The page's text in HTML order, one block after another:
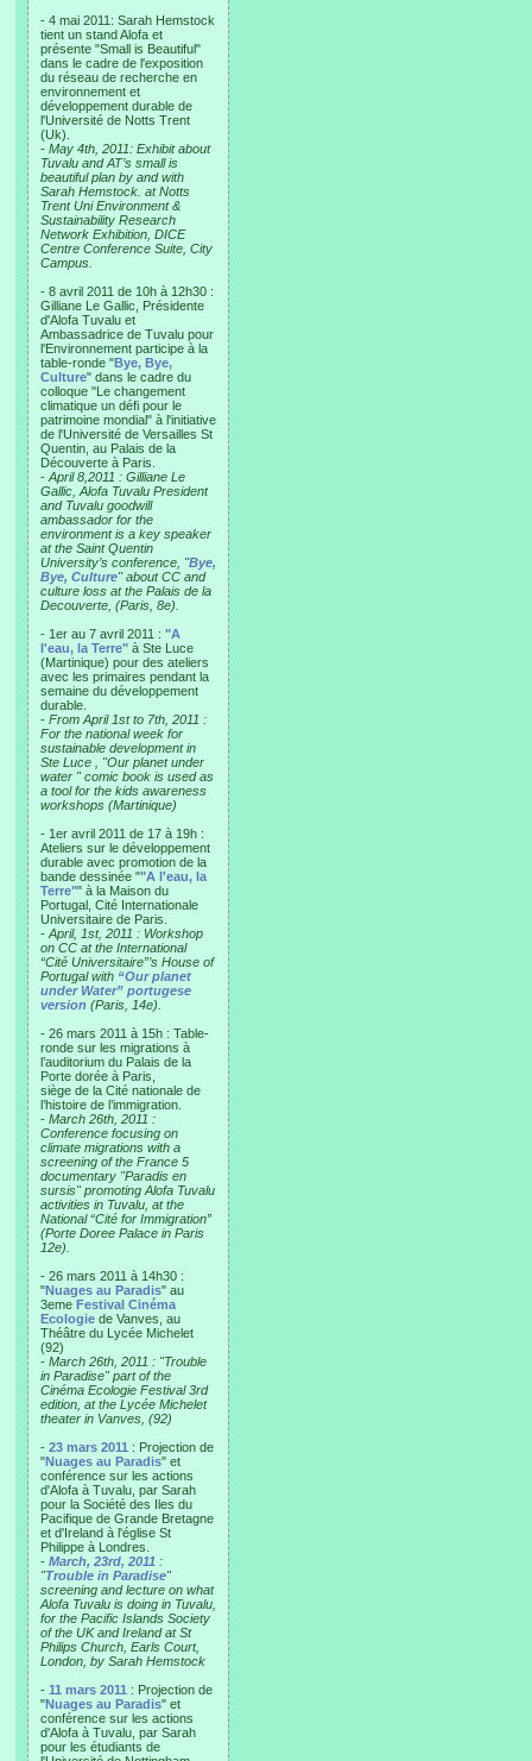
- 4 mai 2011: Sarah Hemstock
tient un stand Alofa et
présente "Small is Beautiful"
dans le cadre de l'exposition
du réseau de recherche en
environnement et
développement durable de
l'Université de Notts Trent
(Uk).
- May 4th, 2011: Exhibit about
Tuvalu and AT’s small is
beautiful plan by and with
Sarah Hemstock. at Notts
Trent Uni Environment &
Sustainability Research
Network Exhibition, DICE
Centre Conference Suite, City
Campus.
- 8 avril 2011 de 10h à 12h30 :
Gilliane Le Gallic, Présidente
d'Alofa Tuvalu et
Ambassadrice de Tuvalu pour
l'Environnement participe à la
table-ronde "Bye, Bye,
Culture" dans le cadre du
colloque "Le changement
climatique un défi pour le
patrimoine mondial" à l'initiative
de l'Université de Versailles St
Quentin, au Palais de la
Découverte à Paris.
- April 8,2011 : Gilliane Le
Gallic, Alofa Tuvalu President
and Tuvalu goodwill
ambassador for the
environment is a key speaker
at the Saint Quentin
University’s conference, "Bye,
Bye, Culture" about CC and
culture loss at the Palais de la
Decouverte, (Paris, 8e).
- 1er au 7 avril 2011 : "A
l'eau, la Terre" à Ste Luce
(Martinique) pour des ateliers
avec les primaires pendant la
semaine du développement
durable.
- From April 1st to 7th, 2011 :
For the national week for
sustainable development in
Ste Luce , "Our planet under
water " comic book is used as
a tool for the kids awareness
workshops (Martinique)
- 1er avril 2011 de 17 à 19h :
Ateliers sur le développement
durable avec promotion de la
bande dessinée ""A l'eau, la
Terre"" à la Maison du
Portugal, Cité Internationale
Universitaire de Paris.
- April, 1st, 2011 : Workshop
on CC at the International
“Cité Universitaire”’s House of
Portugal with “Our planet
under Water” portugese
version (Paris, 14e).
- 26 mars 2011 à 15h : Table-
ronde sur les migrations à
l’auditorium du Palais de la
Porte dorée à Paris,
siège de la Cité nationale de
l’histoire de l’immigration.
- March 26th, 2011 :
Conference focusing on
climate migrations with a
screening of the France 5
documentary "Paradis en
sursis" promoting Alofa Tuvalu
activities in Tuvalu, at the
National “Cité for Immigration”
(Porte Doree Palace in Paris
12e).
- 26 mars 2011 à 14h30 :
"Nuages au Paradis" au
3eme Festival Cinéma
Ecologie de Vanves, au
Théâtre du Lycée Michelet
(92)
- March 26th, 2011 : "Trouble
in Paradise" part of the
Cinéma Ecologie Festival 3rd
edition, at the Lycée Michelet
theater in Vanves, (92)
- 23 mars 2011 : Projection de
"Nuages au Paradis" et
conférence sur les actions
d'Alofa à Tuvalu, par Sarah
pour la Société des Iles du
Pacifique de Grande Bretagne
et d'Ireland à l'église St
Philippe à Londres.
- March, 23rd, 2011 :
"Trouble in Paradise"
screening and lecture on what
Alofa Tuvalu is doing in Tuvalu,
for the Pacific Islands Society
of the UK and Ireland at St
Philips Church, Earls Court,
London, by Sarah Hemstock
- 11 mars 2011 : Projection de
"Nuages au Paradis" et
conférence sur les actions
d'Alofa à Tuvalu, par Sarah
pour les étudiants de